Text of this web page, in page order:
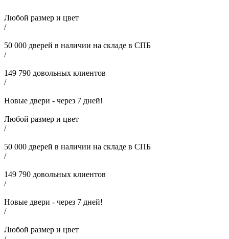
Любой размер и цвет
/
50 000 дверей в наличии на складе в СПБ
/
149 790 довольных клиентов
/
Новые двери - через 7 дней!
Любой размер и цвет
/
50 000 дверей в наличии на складе в СПБ
/
149 790 довольных клиентов
/
Новые двери - через 7 дней!
/
Любой размер и цвет